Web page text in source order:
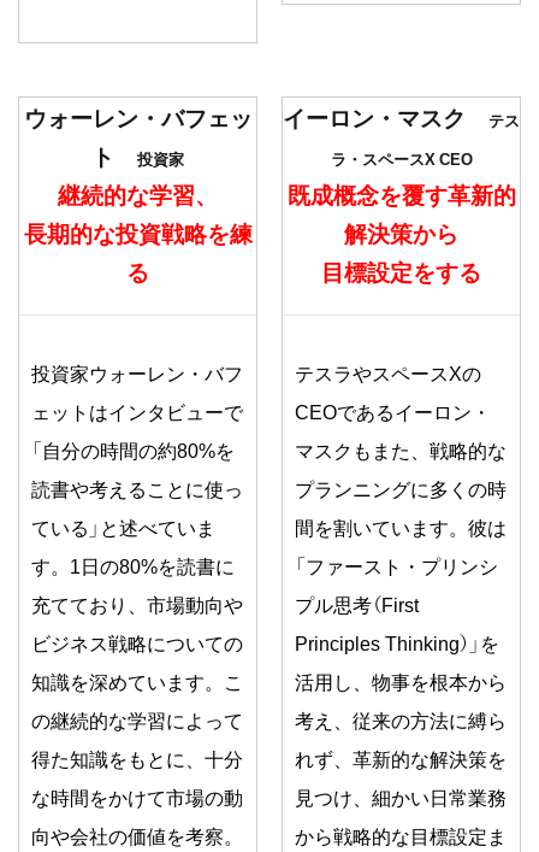
ウォーレン・バフェッ
ト
投資家
継続的な学習、
長期的な投資戦略を練
る
投資家ウォーレン・バフ
ェットはインタビューで
「自分の時間の約80%を
読書や考えることに使っ
ている」と述べていま
す。1日の80%を読書に
充てており、市場動向や
ビジネス戦略についての
知識を深めています。こ
の継続的な学習によって
得た知識をもとに、十分
な時間をかけて市場の動
向や会社の価値を考察。
イーロン・マスク
テス
ラ・スペースX CEO
既成概念を覆す革新的
解決策から
目標設定をする
テスラやスペースXの
CEOであるイーロン・
マスクもまた、戦略的な
プランニングに多くの時
間を割いています。彼は
「ファースト・プリンシ
プル思考（First
Principles Thinking）」を
活用し、物事を根本から
考え、従来の方法に縛ら
れず、革新的な解決策を
見つけ、細かい日常業務
から戦略的な目標設定ま